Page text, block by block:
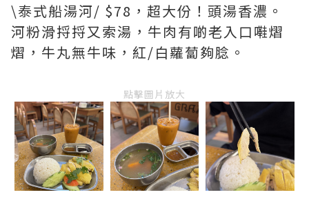
\泰式船湯河/ $78，超大份！頭湯香濃。
河粉滑捋捋又索湯，牛肉有啲老入口嚡熠
熠，牛丸無牛味，紅/白蘿蔔夠腍。
點擊圖片放大